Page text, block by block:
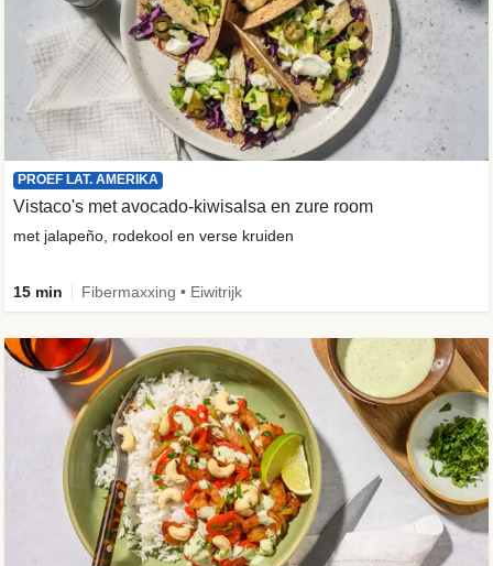
PROEF LAT. AMERIKA
Vistaco's met avocado-kiwisalsa en zure room
met jalapeño, rodekool en verse kruiden
15 min Fibermaxxing • Eiwitrijk